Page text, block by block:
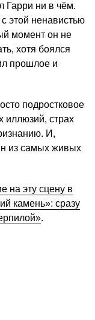
Гарри ни в чём.
этой ненавистью
момент он не
хотя боялся
прошлое и
подростковое
иллюзий, страх
И,
из самых живых
на эту сцену в
камень»: сразу
.